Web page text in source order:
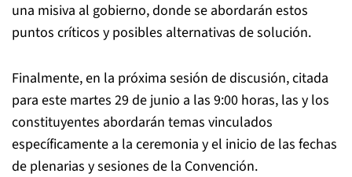
una misiva al gobierno, donde se abordarán estos
puntos críticos y posibles alternativas de solución.
Finalmente, en la próxima sesión de discusión, citada
para este martes 29 de junio a las 9:00 horas, las y los
constituyentes abordarán temas vinculados
específicamente a la ceremonia y el inicio de las fechas
de plenarias y sesiones de la Convención.